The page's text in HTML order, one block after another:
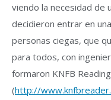
viendo la necesidad de
decidieron entrar en
personas ciegas, que
para todos, con
formaron KNFB
(http://